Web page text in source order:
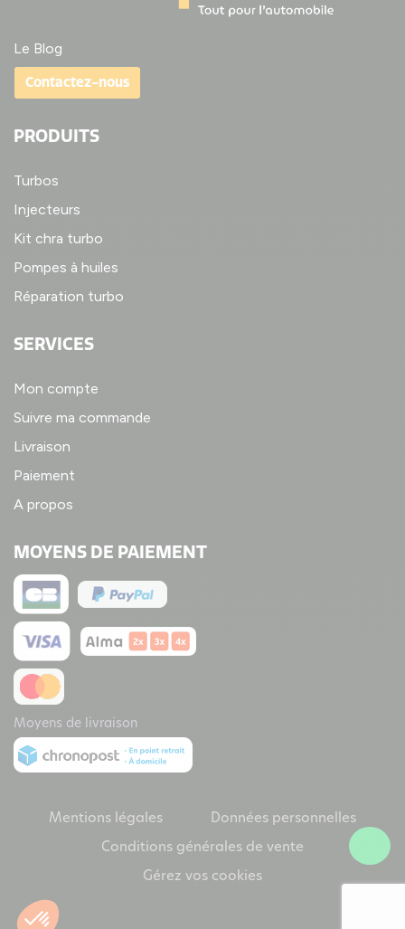
Le Blog
Contactez-nous
PRODUITS
Turbos
Injecteurs
Kit chra turbo
Pompes à huiles
Réparation turbo
SERVICES
Mon compte
Suivre ma commande
Livraison
Paiement
A propos
MOYENS DE PAIEMENT
Moyens de livraison
Mentions légales Données personnelles
Conditions générales de vente
Gérez vos cookies